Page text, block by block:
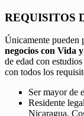
REQUISITOS
Únicamente pueden
negocios con Vida
de edad con
con todos los
Ser mayor de
Residente
Nicaragua,